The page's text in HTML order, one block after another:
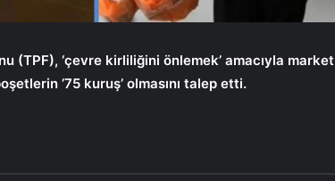
(TPF), ‘çevre kirliliğini önlemek’ amacıyla market
’75 kuruş’ olmasını talep etti.